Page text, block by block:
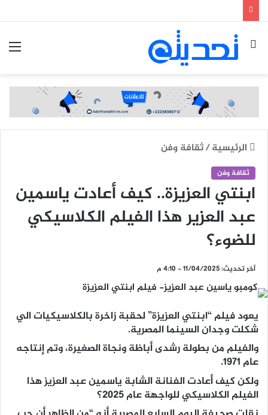
بحث
عن
الرئيسية/ثقافة وفن
ثقافة وفن
ابنتي العزيزة.. كيف أعادت ياسمين
عبد العزير هذا الفيلم الكلاسيكي
للضوء؟
آخر تحديث: 11/04/2025 - 4:10 م
يعود فيلم “ابنتي العزيزة” لحقبة زاخرة بالكلاسيكيات الي
شكلت وجدان السينما المصرية.
والفيلم من بطولة رشدى أباظة ونجاة الصغيرة، وتم إنتاجه
عام 1971.
ولكن كيف أعادت الفنانة الشابة ياسمين عبد العزيز هذا
الفيلم الكلاسيكي للواجهة عام 2025؟